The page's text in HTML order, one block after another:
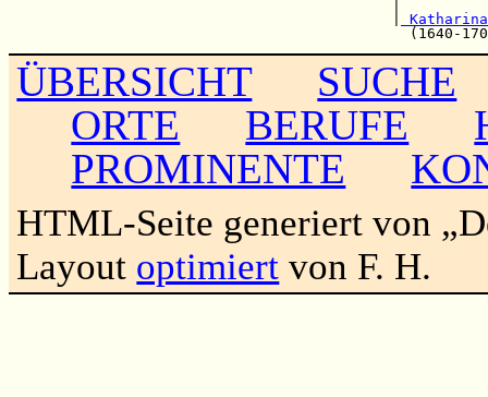
ÜBERSICHT
SUCHE
ORTE
BERUFE
PROMINENTE
HTML-Seite generiert von
Layout optimiert von F. H.